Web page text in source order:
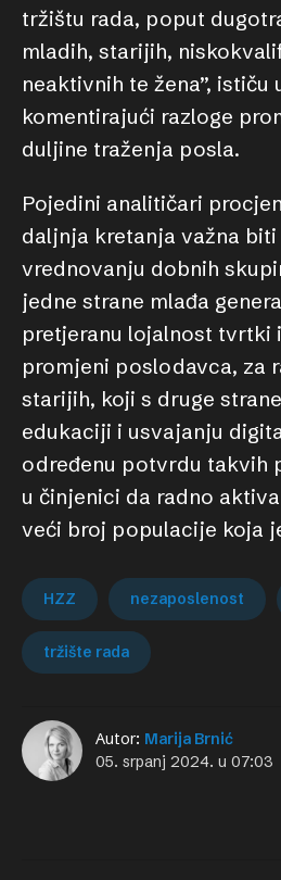
tržištu rada, poput
mladih, starijih,
neaktivnih te žena”, ističu
komentirajući razloge
duljine traženja posla.
Pojedini analitičari
daljnja kretanja važna biti
vrednovanju dobnih
jedne strane mlađa
pretjeranu lojalnost tvrtki
promjeni poslodavca, za
starijih, koji s druge
edukaciji i usvajanju
određenu potvrdu takvih
u činjenici da radno
veći broj populacije koja
HZZ nezaposlenost
tržište rada
Autor: Marija Brnić
05. srpanj 2024. u 07:03